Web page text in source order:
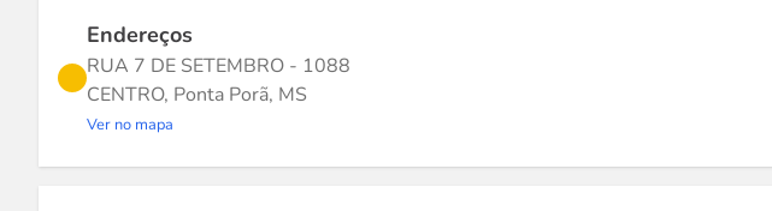
Endereços
RUA 7 DE SETEMBRO - 1088
CENTRO, Ponta Porã, MS
Ver no mapa